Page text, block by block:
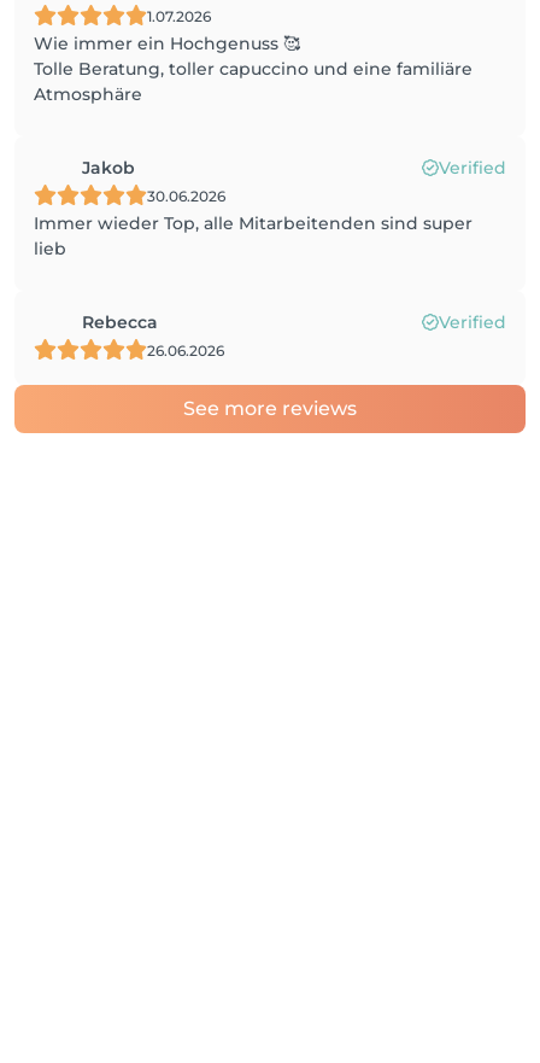
1.07.2026
Wie immer ein Hochgenuss 🥰
Tolle Beratung, toller capuccino und eine familiäre
Atmosphäre
Jakob Verified
30.06.2026
Immer wieder Top, alle Mitarbeitenden sind super
lieb
Rebecca Verified
26.06.2026
See more reviews